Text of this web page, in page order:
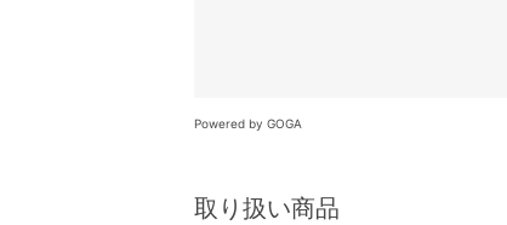
Powered by GOGA
取り扱い商品